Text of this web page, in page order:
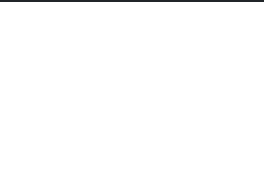
Наши награды